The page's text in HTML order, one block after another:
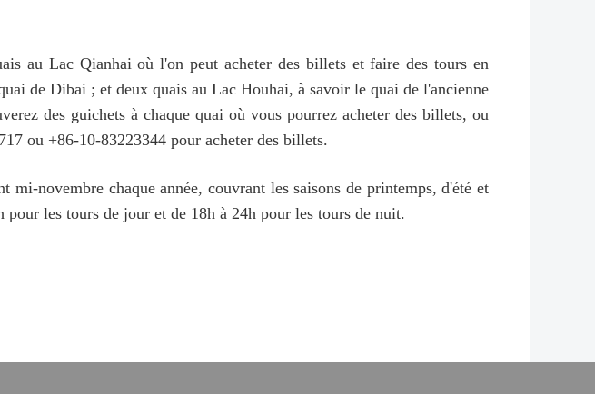
au Lac Qianhai où l'on peut acheter des billets et faire des tours en
de Dibai ; et deux quais au Lac Houhai, à savoir le quai de l'ancienne
des guichets à chaque quai où vous pourrez acheter des billets, ou
ou +86-10-83223344 pour acheter des billets.
novembre chaque année, couvrant les saisons de printemps, d'été et
les tours de jour et de 18h à 24h pour les tours de nuit.